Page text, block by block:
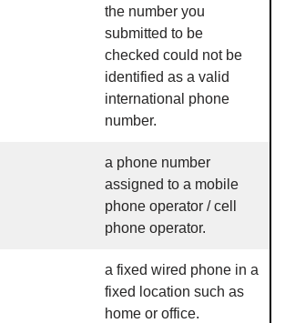
the number you
submitted to be
checked could not be
identified as a valid
international phone
number.
a phone number
assigned to a mobile
phone operator / cell
phone operator.
a fixed wired phone in a
fixed location such as
home or office.